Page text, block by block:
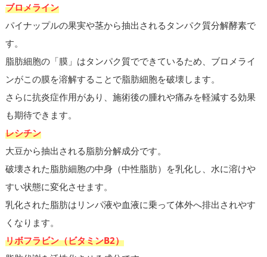
ブロメライン
パイナップルの果実や茎から抽出されるタンパク質分解酵素で
す。
脂肪細胞の「膜」はタンパク質でできているため、ブロメライ
ンがこの膜を溶解することで脂肪細胞を破壊します。
さらに抗炎症作用があり、施術後の腫れや痛みを軽減する効果
も期待できます。
レシチン
大豆から抽出される脂肪分解成分です。
破壊された脂肪細胞の中身（中性脂肪）を乳化し、水に溶けや
すい状態に変化させます。
乳化された脂肪はリンパ液や血液に乗って体外へ排出されやす
くなります。
リボフラビン（ビタミンB2）